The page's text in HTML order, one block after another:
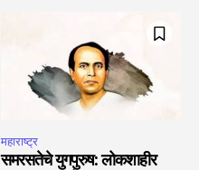
महाराष्ट्र
समरसतेचे युगपुरुष: लोकशाहीर